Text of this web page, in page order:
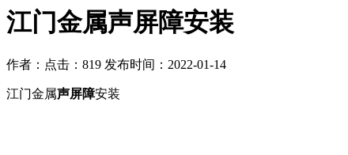
江门金属声屏障安装
作者： 点击：819 发布时间：2022-01-14
江门金属声屏障安装